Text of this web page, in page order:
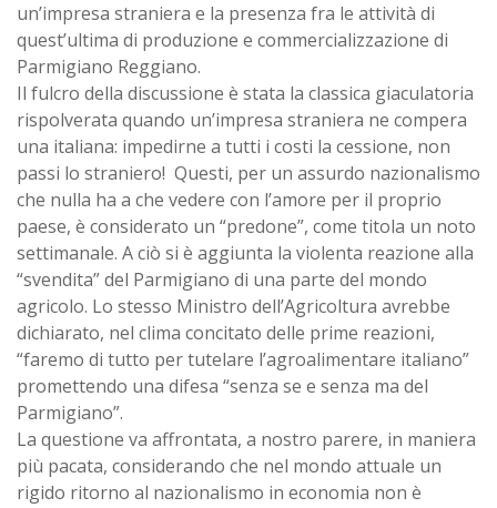
un’impresa straniera e la presenza fra le attività di
quest’ultima di produzione e commercializzazione di
Parmigiano Reggiano.
Il fulcro della discussione è stata la classica giaculatoria
rispolverata quando un’impresa straniera ne compera
una italiana: impedirne a tutti i costi la cessione, non
passi lo straniero! Questi, per un assurdo nazionalismo
che nulla ha a che vedere con l’amore per il proprio
paese, è considerato un “predone”, come titola un noto
settimanale. A ciò si è aggiunta la violenta reazione alla
“svendita” del Parmigiano di una parte del mondo
agricolo. Lo stesso Ministro dell’Agricoltura avrebbe
dichiarato, nel clima concitato delle prime reazioni,
“faremo di tutto per tutelare l’agroalimentare italiano”
promettendo una difesa “senza se e senza ma del
Parmigiano”.
La questione va affrontata, a nostro parere, in maniera
più pacata, considerando che nel mondo attuale un
rigido ritorno al nazionalismo in economia non è